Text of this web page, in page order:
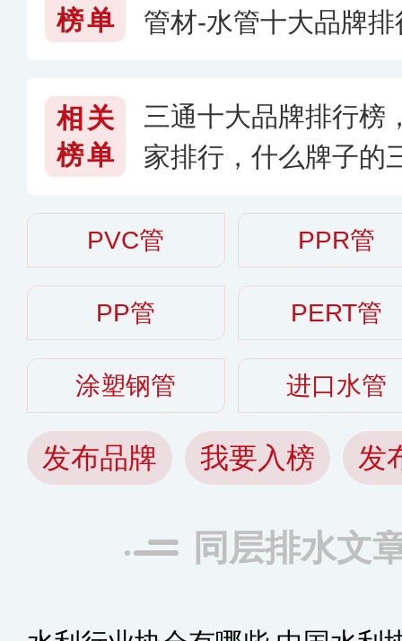
榜单
管材-水管十大品牌
相关
榜单
三通十大品牌排行榜
家排行，什么牌子的
PVC管 PPR管
PP管 PERT管
涂塑钢管 进口水管
发布品牌 我要入榜 发
同层排水文